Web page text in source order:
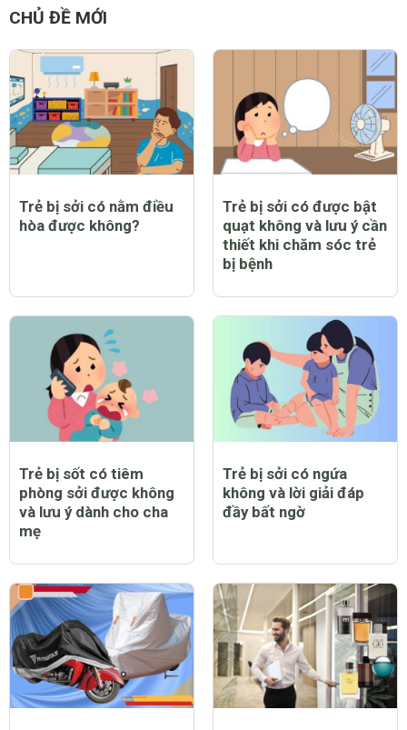
CHỦ ĐỀ MỚI
Trẻ bị sởi có nằm điều
hòa được không?
Trẻ bị sởi có được bật
quạt không và lưu ý cần
thiết khi chăm sóc trẻ
bị bệnh
Trẻ bị sốt có tiêm
phòng sởi được không
và lưu ý dành cho cha
mẹ
Trẻ bị sởi có ngứa
không và lời giải đáp
đầy bất ngờ